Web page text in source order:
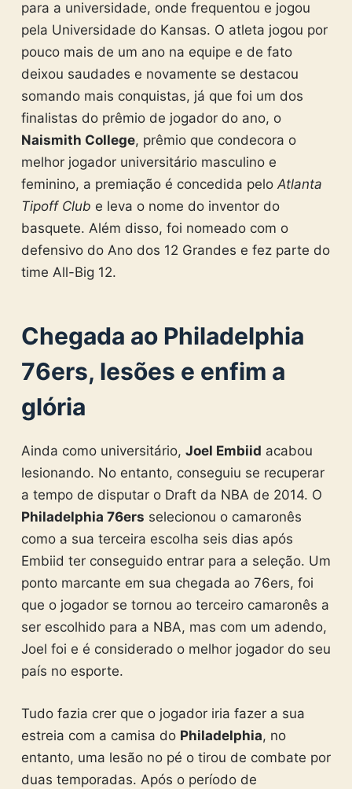
para a universidade, onde frequentou e jogou
pela Universidade do Kansas. O atleta jogou por
pouco mais de um ano na equipe e de fato
deixou saudades e novamente se destacou
somando mais conquistas, já que foi um dos
finalistas do prêmio de jogador do ano, o
Naismith College, prêmio que condecora o
melhor jogador universitário masculino e
feminino, a premiação é concedida pelo Atlanta
Tipoff Club e leva o nome do inventor do
basquete. Além disso, foi nomeado com o
defensivo do Ano dos 12 Grandes e fez parte do
time All-Big 12.
Chegada ao Philadelphia
76ers, lesões e enfim a
glória
Ainda como universitário, Joel Embiid acabou
lesionando. No entanto, conseguiu se recuperar
a tempo de disputar o Draft da NBA de 2014. O
Philadelphia 76ers selecionou o camaronês
como a sua terceira escolha seis dias após
Embiid ter conseguido entrar para a seleção. Um
ponto marcante em sua chegada ao 76ers, foi
que o jogador se tornou ao terceiro camaronês a
ser escolhido para a NBA, mas com um adendo,
Joel foi e é considerado o melhor jogador do seu
país no esporte.
Tudo fazia crer que o jogador iria fazer a sua
estreia com a camisa do Philadelphia, no
entanto, uma lesão no pé o tirou de combate por
duas temporadas. Após o período de